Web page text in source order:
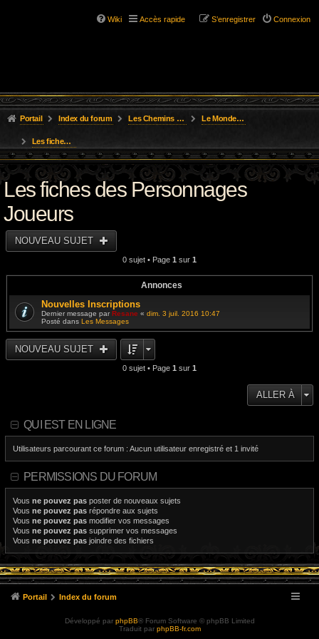
Wiki Accès rapide Connexion
S’enregistrer
Portail Index du forum Les Chemins de L'Aventure Le Monde des Royaumes Oubliés
Les fiches des Personnages Joueurs
Les fiches des Personnages
Joueurs
NOUVEAU SUJET
0 sujet • Page 1 sur 1
Annonces
Nouvelles Inscriptions
Dernier message parResane « dim. 3 juil. 2016 10:47
Posté dans Les Messages
NOUVEAU SUJET
0 sujet • Page 1 sur 1
ALLER À
QUI EST EN LIGNE
Utilisateurs parcourant ce forum : Aucun utilisateur enregistré et 1 invité
PERMISSIONS DU FORUM
Vous ne pouvez pas poster de nouveaux sujets
Vous ne pouvez pas répondre aux sujets
Vous ne pouvez pas modifier vos messages
Vous ne pouvez pas supprimer vos messages
Vous ne pouvez pas joindre des fichiers
Portail Index du forum
Développé par phpBB® Forum Software © phpBB Limited
Traduit par phpBB-fr.com